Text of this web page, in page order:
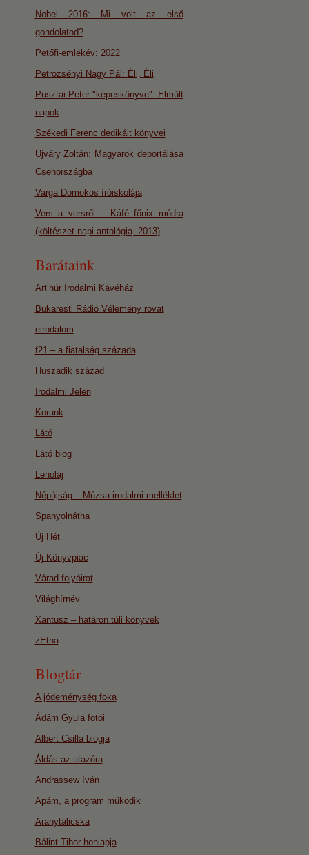
Nobel 2016: Mi volt az első
gondolatod?
Petőfi-emlékév: 2022
Petrozsényi Nagy Pál: Éli, Éli
Pusztai Péter "képeskönyve": Elmúlt
napok
Székedi Ferenc dedikált könyvei
Ujváry Zoltán: Magyarok deportálása
Csehországba
Varga Domokos íróiskolája
Vers a versről – Káfé főnix módra
(költészet napi antológia, 2013)
Barátaink
Art’húr Irodalmi Kávéház
Bukaresti Rádió Vélemény rovat
eirodalom
f21 – a fiatalság százada
Huszadik század
Irodalmi Jelen
Korunk
Látó
Látó blog
Lenolaj
Népújság – Múzsa irodalmi melléklet
Spanyolnátha
Új Hét
Új Könyvpiac
Várad folyóirat
Világhírnév
Xantusz – határon túli könyvek
zEtna
Blogtár
A jódeménység foka
Ádám Gyula fotói
Albert Csilla blogja
Áldás az utazóra
Andrassew Iván
Apám, a program működik
Aranytalicska
Bálint Tibor honlapja